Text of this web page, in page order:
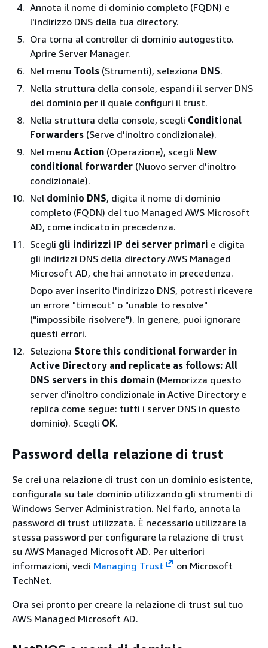
Annota il nome di dominio completo (FQDN) e
l'indirizzo DNS della tua directory.
Ora torna al controller di dominio autogestito.
Aprire Server Manager.
Nel menu Tools (Strumenti), seleziona DNS.
Nella struttura della console, espandi il server DNS
del dominio per il quale configuri il trust.
Nella struttura della console, scegli Conditional
Forwarders (Serve d'inoltro condizionale).
Nel menu Action (Operazione), scegli New
conditional forwarder (Nuovo server d'inoltro
condizionale).
Nel dominio DNS, digita il nome di dominio
completo (FQDN) del tuo Managed AWS Microsoft
AD, come indicato in precedenza.
Scegli gli indirizzi IP dei server primari e digita
gli indirizzi DNS della directory AWS Managed
Microsoft AD, che hai annotato in precedenza.
Dopo aver inserito l'indirizzo DNS, potresti ricevere
un errore "timeout" o "unable to resolve"
("impossibile risolvere"). In genere, puoi ignorare
questi errori.
Seleziona Store this conditional forwarder in
Active Directory and replicate as follows: All
DNS servers in this domain (Memorizza questo
server d'inoltro condizionale in Active Directory e
replica come segue: tutti i server DNS in questo
dominio). Scegli OK.
Password della relazione di trust
Se crei una relazione di trust con un dominio esistente,
configurala su tale dominio utilizzando gli strumenti di
Windows Server Administration. Nel farlo, annota la
password di trust utilizzata. È necessario utilizzare la
stessa password per configurare la relazione di trust
su AWS Managed Microsoft AD. Per ulteriori
informazioni, vedi Managing Trust
on Microsoft
TechNet.
Ora sei pronto per creare la relazione di trust sul tuo
AWS Managed Microsoft AD.